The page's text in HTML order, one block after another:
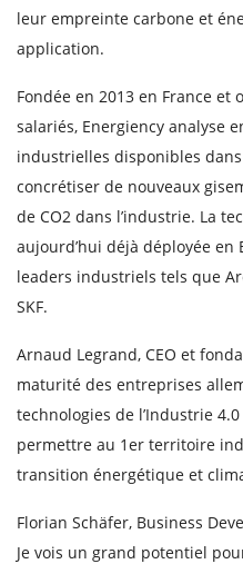
leur empreinte carbone et
application.
Fondée en 2013 en France
salariés, Energiency analyse
industrielles disponibles
concrétiser de nouveaux
de CO2 dans l’industrie. La
aujourd’hui déjà déployée en
leaders industriels tels que
SKF.
Arnaud Legrand, CEO et
maturité des entreprises
technologies de l’Industrie
permettre au 1er territoire
transition énergétique et
Florian Schäfer, Business
Je vois un grand potentiel